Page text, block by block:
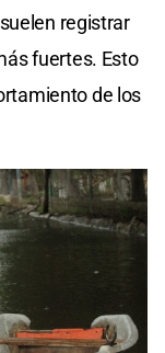
registrar
fuertes. Esto
de los